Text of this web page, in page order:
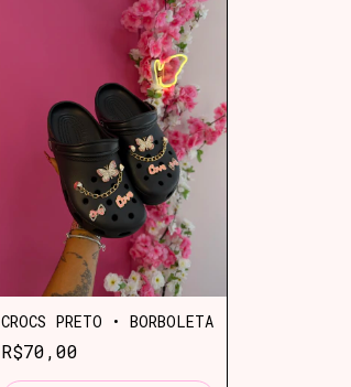
CROCS PRETO • BORBOLETA
R$70,00